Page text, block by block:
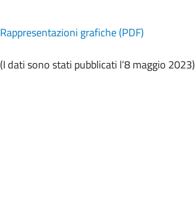
Rappresentazioni grafiche (PDF)
(I dati sono stati pubblicati l’8 maggio 2023)